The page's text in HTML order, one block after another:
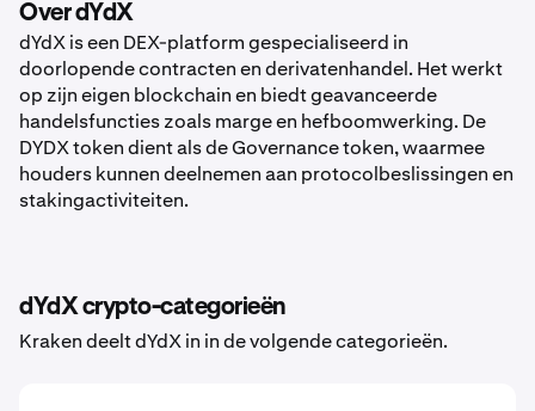
Over dYdX
dYdX is een DEX-platform gespecialiseerd in
doorlopende contracten en derivatenhandel. Het werkt
op zijn eigen blockchain en biedt geavanceerde
handelsfuncties zoals marge en hefboomwerking. De
DYDX token dient als de Governance token, waarmee
houders kunnen deelnemen aan protocolbeslissingen en
stakingactiviteiten.
dYdX crypto-categorieën
Kraken deelt dYdX in in de volgende categorieën.